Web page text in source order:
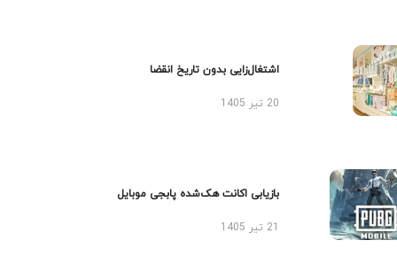
اشتغال‌زایی بدون تاریخ انقضا
20 تیر 1405
بازیابی اکانت هک‌شده پابجی موبایل